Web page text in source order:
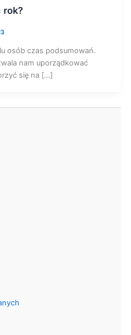
rok?
osób czas podsumowań.
nam uporządkować
się na […]